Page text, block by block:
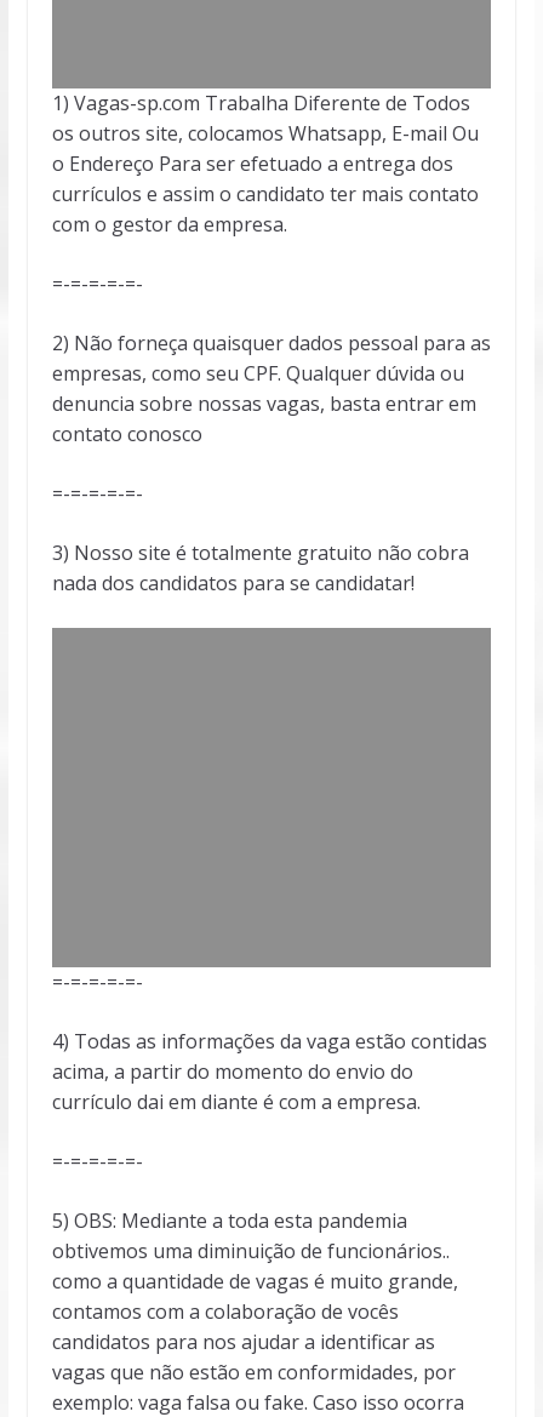
1) Vagas-sp.com Trabalha Diferente de Todos
os outros site, colocamos Whatsapp, E-mail Ou
o Endereço Para ser efetuado a entrega dos
currículos e assim o candidato ter mais contato
com o gestor da empresa.
=-=-=-=-=-
2) Não forneça quaisquer dados pessoal para as
empresas, como seu CPF. Qualquer dúvida ou
denuncia sobre nossas vagas, basta entrar em
contato conosco
=-=-=-=-=-
3) Nosso site é totalmente gratuito não cobra
nada dos candidatos para se candidatar!
=-=-=-=-=-
4) Todas as informações da vaga estão contidas
acima, a partir do momento do envio do
currículo dai em diante é com a empresa.
=-=-=-=-=-
5) OBS: Mediante a toda esta pandemia
obtivemos uma diminuição de funcionários..
como a quantidade de vagas é muito grande,
contamos com a colaboração de vocês
candidatos para nos ajudar a identificar as
vagas que não estão em conformidades, por
exemplo: vaga falsa ou fake. Caso isso ocorra